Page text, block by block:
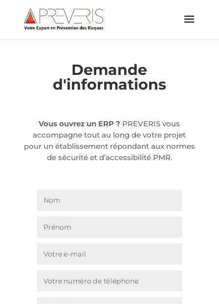
Demande
d'informations
Vous ouvrez un ERP ? PREVERIS vous
accompagne tout au long de votre projet
pour un établissement répondant aux normes
de sécurité et d’accessibilité PMR.